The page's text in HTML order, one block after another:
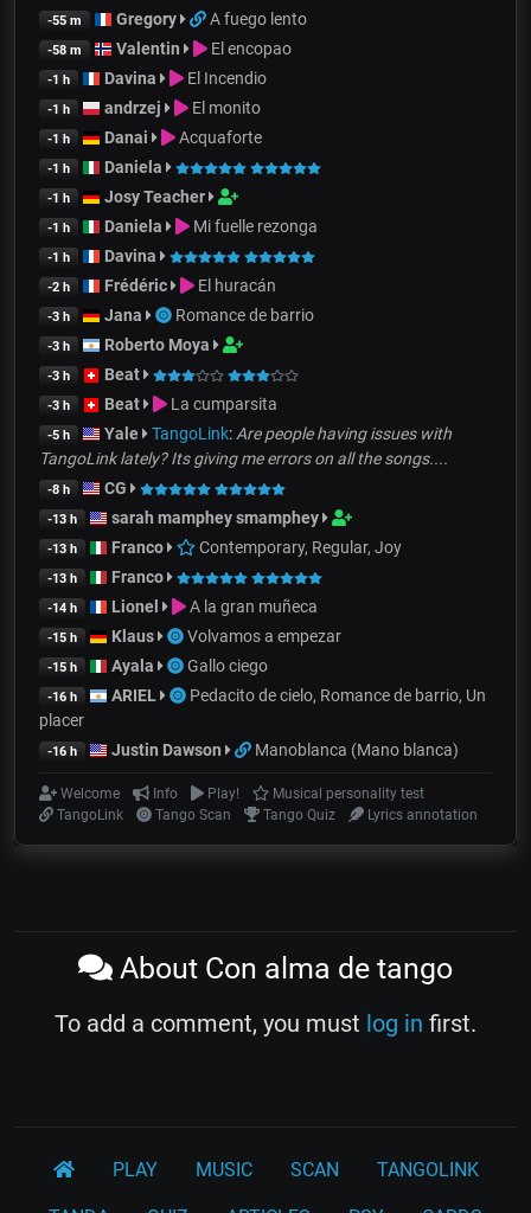
-55 m Gregory A fuego lento
-58 m Valentin El encopao
-1 h Davina El Incendio
-1 h andrzej El monito
-1 h Danai Acquaforte
-1 h Daniela
-1 h Josy Teacher
-1 h Daniela Mi fuelle rezonga
-1 h Davina
-2 h Frédéric El huracán
-3 h Jana Romance de barrio
-3 h Roberto Moya
-3 h Beat
-3 h Beat La cumparsita
-5 h Yale TangoLink: Are people having issues with
TangoLink lately? Its giving me errors on all the songs....
-8 h CG
-13 h sarah mamphey smamphey
-13 h Franco Contemporary, Regular, Joy
-13 h Franco
-14 h Lionel A la gran muñeca
-15 h Klaus Volvamos a empezar
-15 h Ayala Gallo ciego
-16 h ARIEL
Pedacito de cielo, Romance de barrio, Un
placer
-16 h Justin Dawson Manoblanca (Mano blanca)
Welcome Info Play!
Musical personality test
TangoLink
Tango Scan Tango Quiz Lyrics annotation
About Con alma de tango
To add a comment, you must log in first.
PLAY MUSIC SCAN TANGOLINK